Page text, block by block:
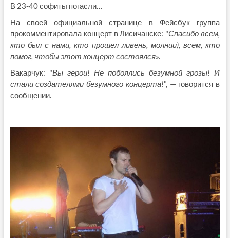
В 23-40 софиты погасли…
На своей официальной странице в Фейсбук группа
прокомментировала концерт в Лисичанске: "Спасибо всем,
кто был с нами, кто прошел ливень, молнии), всем, кто
помог, чтобы этот концерт состоялся».
Вакарчук: "Вы герои! Не побоялись безумной грозы! И
стали создателями безумного концерта!", — говорится в
сообщении.